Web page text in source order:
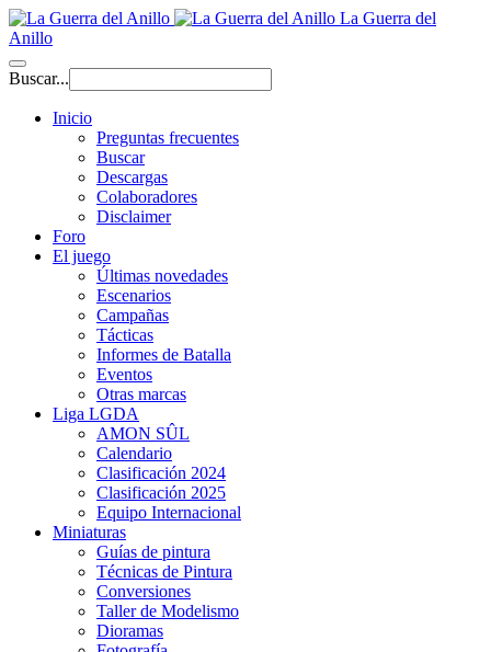
La Guerra del
Anillo
Buscar...
Inicio
Preguntas frecuentes
Buscar
Descargas
Colaboradores
Disclaimer
Foro
El juego
Últimas novedades
Escenarios
Campañas
Tácticas
Informes de Batalla
Eventos
Otras marcas
Liga LGDA
AMON SÛL
Calendario
Clasificación 2024
Clasificación 2025
Equipo Internacional
Miniaturas
Guías de pintura
Técnicas de Pintura
Conversiones
Taller de Modelismo
Dioramas